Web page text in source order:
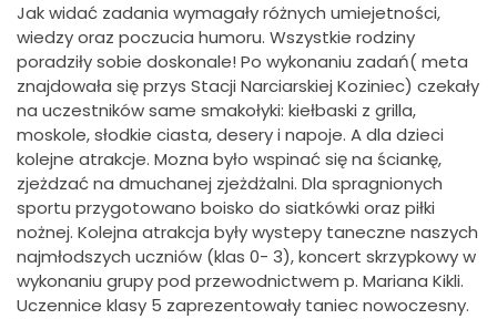
Jak widać zadania wymagały różnych umiejetności,
wiedzy oraz poczucia humoru. Wszystkie rodziny
poradziły sobie doskonale! Po wykonaniu zadań( meta
znajdowała się przys Stacji Narciarskiej Koziniec) czekały
na uczestników same smakołyki: kiełbaski z grilla,
moskole, słodkie ciasta, desery i napoje. A dla dzieci
kolejne atrakcje. Mozna było wspinać się na ściankę,
zjeżdzać na dmuchanej zjeżdżalni. Dla spragnionych
sportu przygotowano boisko do siatkówki oraz piłki
nożnej. Kolejna atrakcja były wystepy taneczne naszych
najmłodszych uczniów (klas 0- 3), koncert skrzypkowy w
wykonaniu grupy pod przewodnictwem p. Mariana Kikli.
Uczennice klasy 5 zaprezentowały taniec nowoczesny.